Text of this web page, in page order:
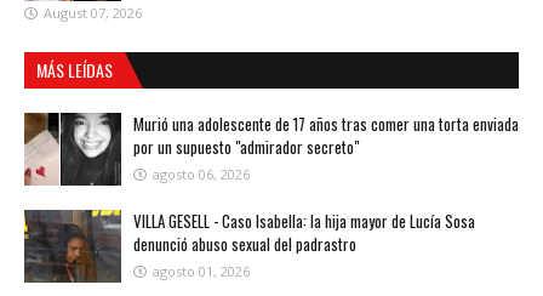
August 07, 2026
MÁS LEÍDAS
Murió una adolescente de 17 años tras comer una torta enviada
por un supuesto "admirador secreto"
agosto 06, 2026
VILLA GESELL - Caso Isabella: la hija mayor de Lucía Sosa
denunció abuso sexual del padrastro
agosto 01, 2026